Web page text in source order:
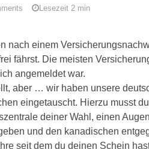
Lesezeit 2 min
nach einem
fährst. Die meisten
angemeldet war.
aber … wir haben unsere
eingetauscht. Hierzu musst
deiner Wahl, einen
und den kanadischen
seit dem du deinen Schein